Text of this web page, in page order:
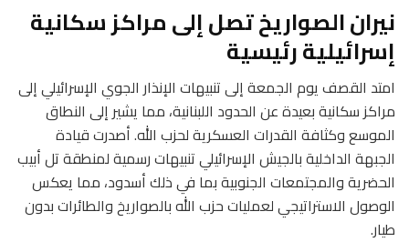
نيران الصواريخ تصل إلى مراكز سكانية
إسرائيلية رئيسية
امتد القصف يوم الجمعة إلى تنبيهات الإنذار الجوي الإسرائيلي إلى
مراكز سكانية بعيدة عن الحدود اللبنانية، مما يشير إلى النطاق
الموسع وكثافة القدرات العسكرية لحزب الله. أصدرت قيادة
الجبهة الداخلية بالجيش الإسرائيلي تنبيهات رسمية لمنطقة تل أبيب
الحضرية والمجتمعات الجنوبية بما في ذلك أسدود، مما يعكس
الوصول الاستراتيجي لعمليات حزب الله بالصواريخ والطائرات بدون
طيار.